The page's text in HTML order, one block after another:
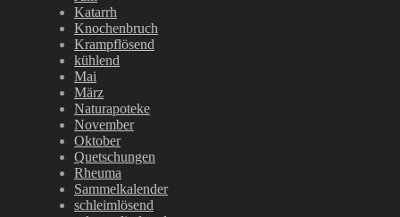
Katarrh
Knochenbruch
Krampflösend
kühlend
Mai
März
Naturapoteke
November
Oktober
Quetschungen
Rheuma
Sammelkalender
schleimlösend